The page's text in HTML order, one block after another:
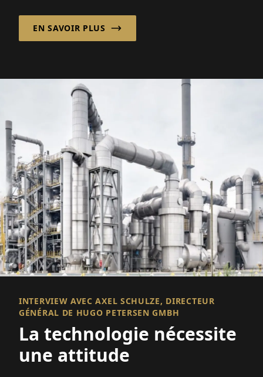
de manière sécurisée tout autour de
l'horloge...
EN SAVOIR PLUS
INTERVIEW AVEC AXEL SCHULZE, DIRECTEUR
GÉNÉRAL DE HUGO PETERSEN GMBH
La technologie nécessite
une attitude